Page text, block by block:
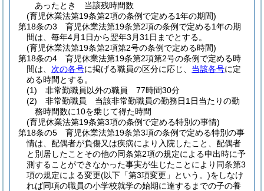
あったとき 当該残時間数
(育児休業法第19条第2項の条例で定める1年の期間)
第18条の3
育児休業法第19条第2項の条例で定める1年の期
間は、毎年4月1日から翌年3月31日までとする。
(育児休業法第19条第2項第2号の条例で定める時間)
第18条の4
育児休業法第19条第2項第2号の条例で定める時
間は、 次の各号に掲げる職員の区分に応じ、 当該各号に定
める時間とする。
(1)
非常勤職員以外の職員 77時間30分
(2)
非常勤職員 当該非常勤職員の勤務日1日当たりの勤
務時間数に10を乗じて得た時間
(育児休業法第19条第3項の条例で定める特別の事情)
第18条の5
育児休業法第19条第3項の条例で定める特別の事
情は、配偶者が負傷又は疾病により入院したこと、配偶者
と別居したことその他の同条第2項の規定による申出時に予
測することができなかった事実が生じたことにより同条第3
項の規定による変更(以下「第3項変更」という。)をしなけ
れば同項の職員の小学校就学の始期に達するまでの子の養